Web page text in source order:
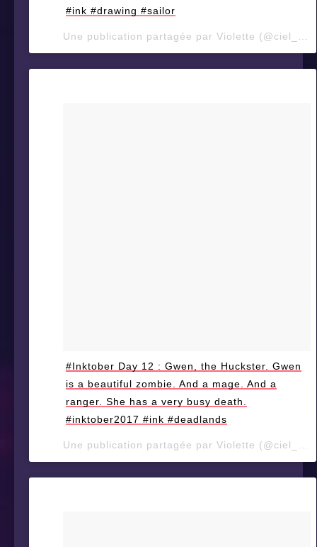
#ink #drawing #sailor
Une publication partagée par Violette (@ciel_d_orage) le
#Inktober Day 12 : Gwen, the Huckster. Gwen
is a beautiful zombie. And a mage. And a
ranger. She has a very busy death.
#inktober2017 #ink #deadlands